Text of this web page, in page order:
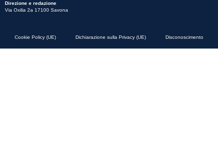
Direzione e redazione
Via Oxilia 2a 17100 Savona
Cookie Policy (UE) Dichiarazione sulla Privacy (UE) Disconoscimento